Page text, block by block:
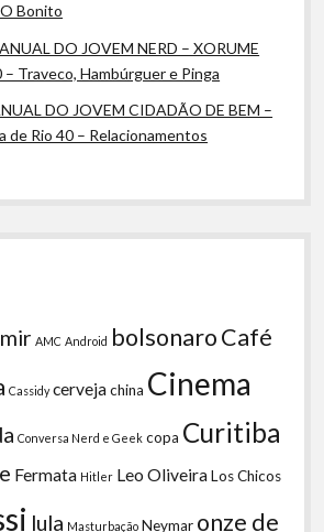
Bonito
DO JOVEM NERD – XORUME
– Traveco, Hambúrguer e Pinga
DO JOVEM CIDADÃO DE BEM –
de Rio 40 – Relacionamentos
AMC Android bolsonaroCafé
Cassidy cervejachina Cinema
Conversa Nerd e Geek copa Curitiba
Fermata Hitler Leo OliveiraLos Chicos
lula Masturbação Neymar onze de